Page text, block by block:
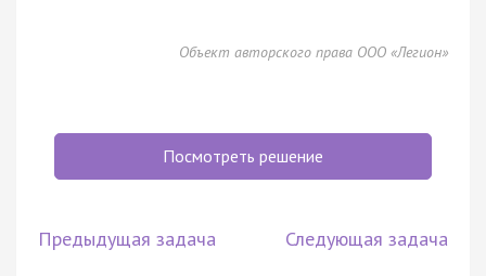
Объект авторского права ООО «Легион»
Посмотреть решение
Предыдущая задача Следующая задача